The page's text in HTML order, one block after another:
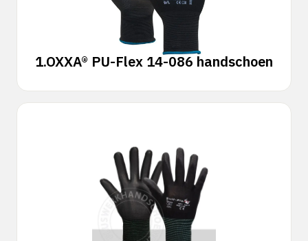
1.OXXA® PU-Flex 14-086 handschoen